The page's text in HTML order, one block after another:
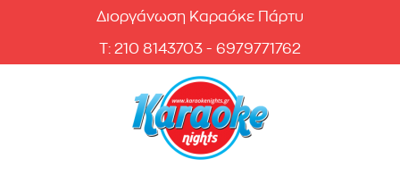
Διοργάνωση Καραόκε Πάρτυ
T: 210 8143703 - 6979771762